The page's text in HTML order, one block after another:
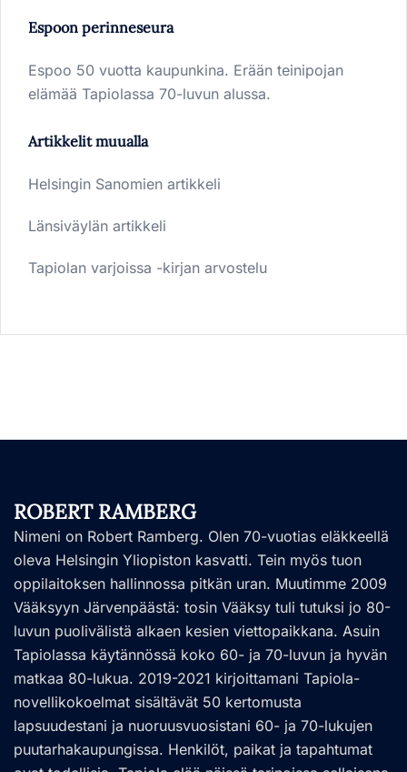
Espoon perinneseura
Espoo 50 vuotta kaupunkina. Erään teinipojan
elämää Tapiolassa 70-luvun alussa.
Artikkelit muualla
Helsingin Sanomien artikkeli
Länsiväylän artikkeli
Tapiolan varjoissa -kirjan arvostelu
ROBERT RAMBERG
Nimeni on Robert Ramberg. Olen 70-vuotias eläkkeellä
oleva Helsingin Yliopiston kasvatti. Tein myös tuon
oppilaitoksen hallinnossa pitkän uran. Muutimme 2009
Vääksyyn Järvenpäästä: tosin Vääksy tuli tutuksi jo 80-
luvun puolivälistä alkaen kesien viettopaikkana. Asuin
Tapiolassa käytännössä koko 60- ja 70-luvun ja hyvän
matkaa 80-lukua. 2019-2021 kirjoittamani Tapiola-
novellikokoelmat sisältävät 50 kertomusta
lapsuudestani ja nuoruusvuosistani 60- ja 70-lukujen
puutarhakaupungissa. Henkilöt, paikat ja tapahtumat